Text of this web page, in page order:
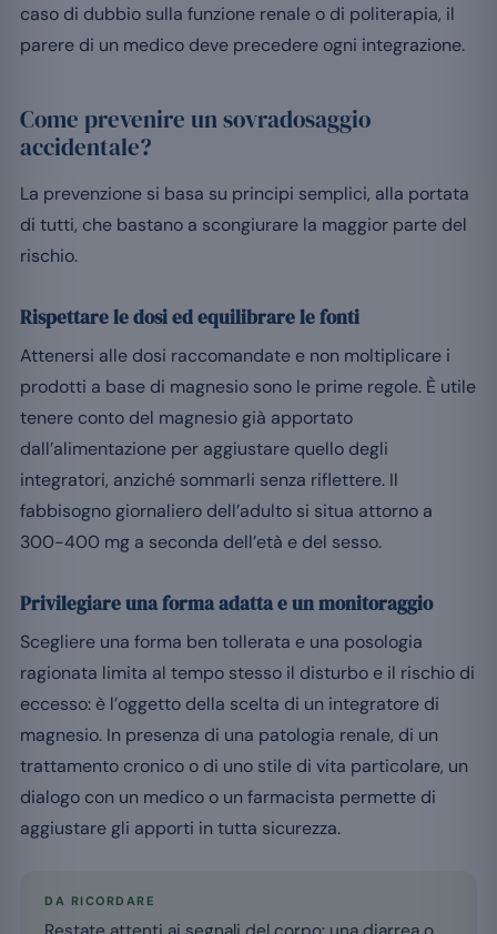
caso di dubbio sulla funzione renale o di politerapia, il
parere di un medico deve precedere ogni integrazione.
Come prevenire un sovradosaggio
accidentale?
La prevenzione si basa su principi semplici, alla portata
di tutti, che bastano a scongiurare la maggior parte del
rischio.
Rispettare le dosi ed equilibrare le fonti
Attenersi alle dosi raccomandate e non moltiplicare i
prodotti a base di magnesio sono le prime regole. È utile
tenere conto del magnesio già apportato
dall’alimentazione per aggiustare quello degli
integratori, anziché sommarli senza riflettere. Il
fabbisogno giornaliero dell’adulto si situa attorno a
300-400 mg a seconda dell’età e del sesso.
Privilegiare una forma adatta e un monitoraggio
Scegliere una forma ben tollerata e una posologia
ragionata limita al tempo stesso il disturbo e il rischio di
eccesso: è l’oggetto della scelta di un integratore di
magnesio. In presenza di una patologia renale, di un
trattamento cronico o di uno stile di vita particolare, un
dialogo con un medico o un farmacista permette di
aggiustare gli apporti in tutta sicurezza.
DA RICORDARE